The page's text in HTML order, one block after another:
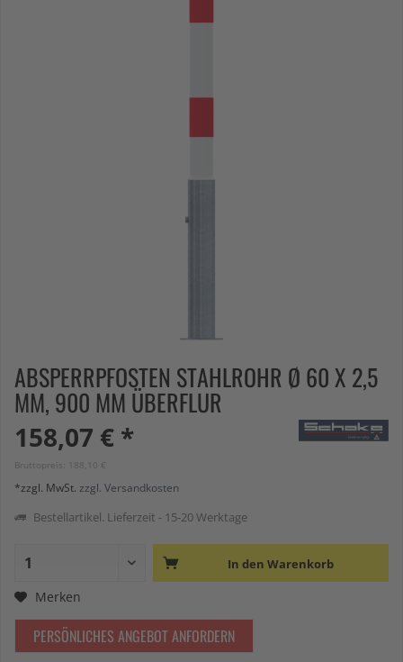
ABSPERRPFOSTEN STAHLROHR Ø 60 X 2,5
MM, 900 MM ÜBERFLUR
158,07 € *
Bruttopreis: 188,10 €
*zzgl. MwSt. zzgl. Versandkosten
Bestellartikel. Lieferzeit - 15-20 Werktage
In den Warenkorb
Merken
PERSÖNLICHES ANGEBOT ANFORDERN